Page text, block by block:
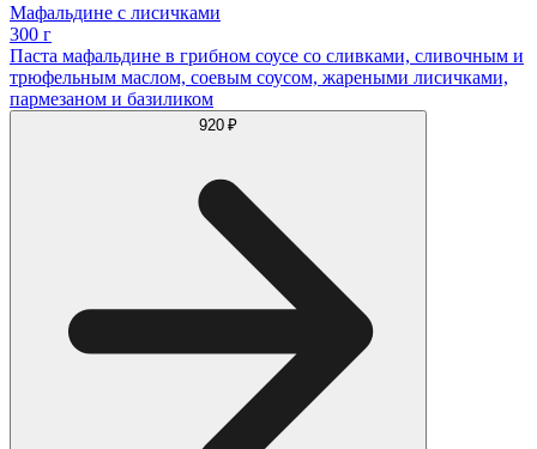
Мафальдине с лисичками
300 г
Паста мафальдине в грибном соусе со сливками, сливочным и
трюфельным маслом, соевым соусом, жареными лисичками,
пармезаном и базиликом
920 ₽